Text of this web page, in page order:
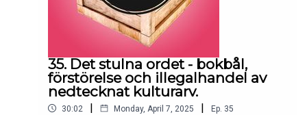
35. Det stulna ordet - bokbål,
förstörelse och illegalhandel av
nedtecknat kulturarv.
30:02 | Monday, April 7, 2025 | Ep. 35